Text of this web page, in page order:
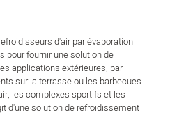
d'air par évaporation
pour fournir une solution de
applications extérieures, par
sur la terrasse ou les barbecues.
les complexes sportifs et les
d'une solution de refroidissement